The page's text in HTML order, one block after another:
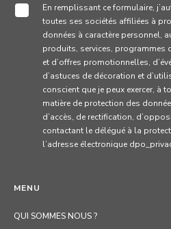
MENU
QUI SOMMES NOUS ?
En remplissant ce formulaire,
toutes ses sociétés affiliées à
données à caractère personnel,
produits, services, programmes
et d’offres promotionnelles,
d’astuces de décoration et
conscient que je peux exercer, à
matière de protection des
d’accès, de rectification,
contactant le délégué à la
l’adresse électronique